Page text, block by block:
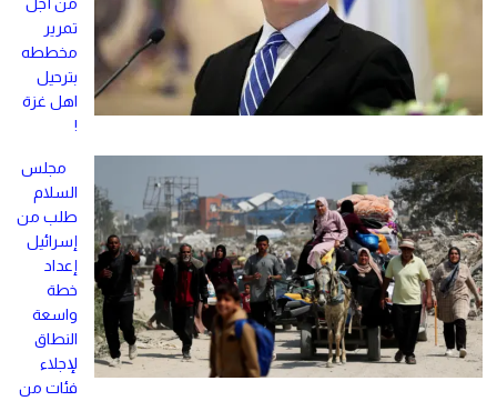
تمرير
مخططه
بترحيل
اهل غزة
!
مجلس
السلام
طلب من
إسرائيل
إعداد
خطة
واسعة
النطاق
لإجلاء
فئات من